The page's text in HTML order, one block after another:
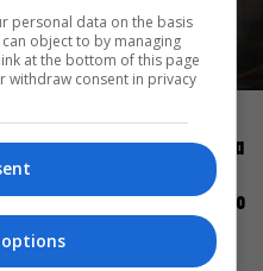
Βαγγέλης Μπίκος: Έμαθα να
δίνω αξία στο ποιος είμαι
πάνω στη σκηνή και όχι στο
πως χορεύω
personal data on the basis
object to by managing
at the bottom of this page
withdraw consent in privacy